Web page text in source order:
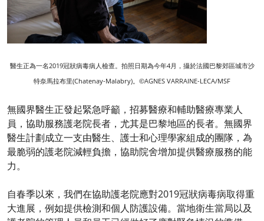
醫生正為一名2019冠狀病毒病人檢查。拍照日期為今年4月，攝於法國巴黎郊區城市沙
特奈馬拉布里(Chatenay-Malabry)。©AGNES VARRAINE-LECA/MSF
無國界醫生正發起緊急呼籲，招募醫療和輔助醫療專業人
員，協助服務護老院長者，尤其是巴黎地區的長者。無國界
醫生計劃成立一支由醫生、護士和心理學家組成的團隊，為
最脆弱的護老院減輕負擔，協助院舍增加提供醫療服務的能
力。
自春季以來，我們在協助護老院應對2019冠狀病毒病取得重
大進展，例如提供檢測和個人防護設備。當地衛生當局以及